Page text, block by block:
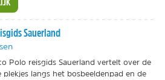
Sauerland
Polo reisgids Sauerland vertelt over de
plekjes langs het bosbeeldenpad en de